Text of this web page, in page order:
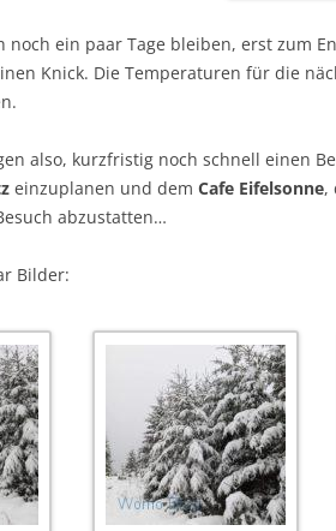
noch ein paar Tage bleiben, erst zum
Knick. Die Temperaturen für die
also, kurzfristig noch schnell einen
einzuplanen und dem Cafe Eifelsonne,
abzustatten…
Bilder: